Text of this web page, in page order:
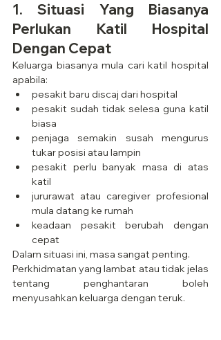
1. Situasi Yang Biasanya
Perlukan Katil Hospital
Dengan Cepat
Keluarga biasanya mula cari katil hospital
apabila:
pesakit baru discaj dari hospital
pesakit sudah tidak selesa guna katil
biasa
penjaga semakin susah mengurus
tukar posisi atau lampin
pesakit perlu banyak masa di atas
katil
jururawat atau caregiver profesional
mula datang ke rumah
keadaan pesakit berubah dengan
cepat
Dalam situasi ini, masa sangat penting.
Perkhidmatan yang lambat atau tidak jelas
tentang penghantaran boleh
menyusahkan keluarga dengan teruk.